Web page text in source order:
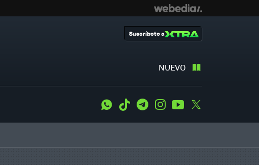
NUEVO
Suscríbete a
WhatsApp
Tiktok TelegramInstagramYoutube